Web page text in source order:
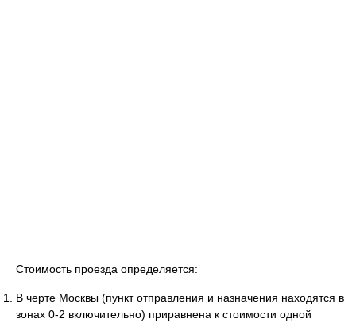
Стоимость проезда определяется:
В черте Москвы (пункт отправления и назначения находятся в
зонах 0-2 включительно) приравнена к стоимости одной